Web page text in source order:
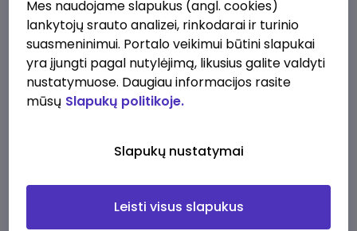
Kokios srities darbo pasiūlymai jus domina?
Pridėti naują
Mes naudojame slapukus (angl. cookies)
lankytojų srauto analizei, rinkodarai ir turinio
suasmeninimui. Portalo veikimui būtini slapukai
yra įjungti pagal nutylėjimą, likusius galite valdyti
nustatymuose. Daugiau informacijos rasite
mūsų Slapukų politikoje.
Slapukų nustatymai
Leisti visus slapukus